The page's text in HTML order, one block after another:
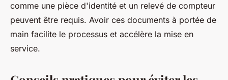
comme une pièce d'identité et un relevé de compteur
peuvent être requis. Avoir ces documents à portée de
main facilite le processus et accélère la mise en
service.